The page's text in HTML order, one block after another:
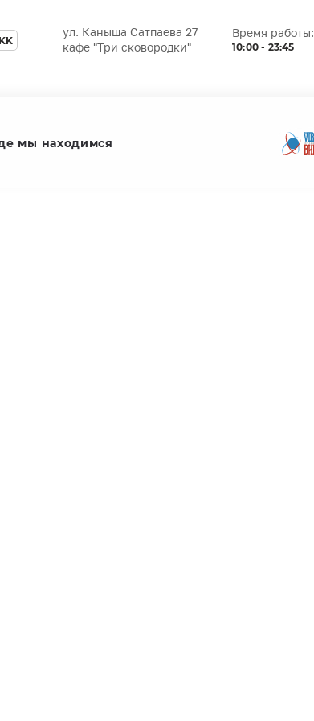
KK
ул. Каныша Сатпаева 27
кафе "Три сковородки"
Время работы:
10:00 - 23:45
мы находимся